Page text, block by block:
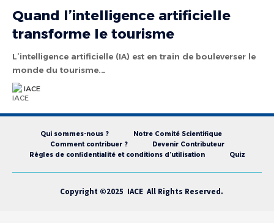
Quand l’intelligence artificielle
transforme le tourisme
L’intelligence artificielle (IA) est en train de bouleverser le
monde du tourisme.…
IACE
Qui sommes-nous ?
Notre Comité Scientifique
Comment contribuer ?
Devenir Contributeur
Règles de confidentialité et conditions d’utilisation
Quiz
Copyright ©2025 IACE All Rights Reserved.